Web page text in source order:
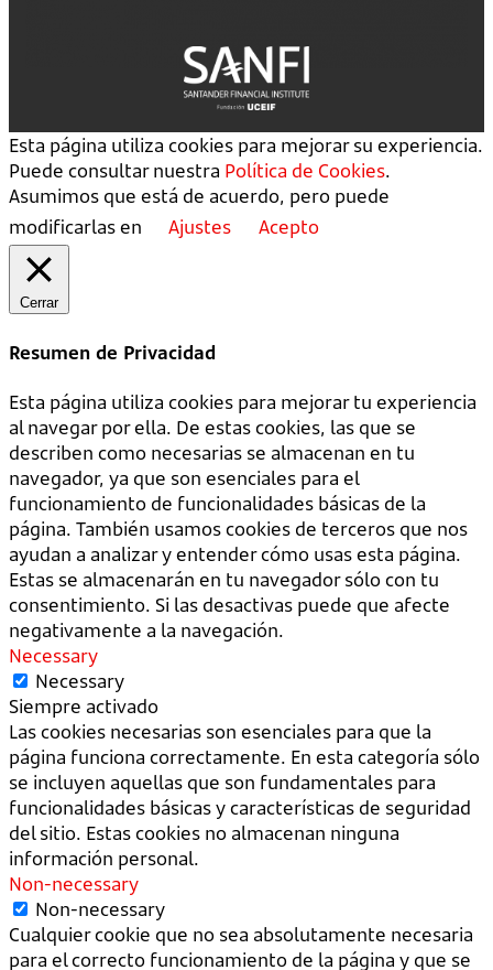
Esta página utiliza cookies para mejorar su experiencia.
Puede consultar nuestra Política de Cookies.
Asumimos que está de acuerdo, pero puede
modificarlas en
Ajustes Acepto
Cerrar
Resumen de Privacidad
Esta página utiliza cookies para mejorar tu experiencia
al navegar por ella. De estas cookies, las que se
describen como necesarias se almacenan en tu
navegador, ya que son esenciales para el
funcionamiento de funcionalidades básicas de la
página. También usamos cookies de terceros que nos
ayudan a analizar y entender cómo usas esta página.
Estas se almacenarán en tu navegador sólo con tu
consentimiento. Si las desactivas puede que afecte
negativamente a la navegación.
Necessary
Necessary
Siempre activado
Las cookies necesarias son esenciales para que la
página funciona correctamente. En esta categoría sólo
se incluyen aquellas que son fundamentales para
funcionalidades básicas y características de seguridad
del sitio. Estas cookies no almacenan ninguna
información personal.
Non-necessary
Non-necessary
Cualquier cookie que no sea absolutamente necesaria
para el correcto funcionamiento de la página y que se